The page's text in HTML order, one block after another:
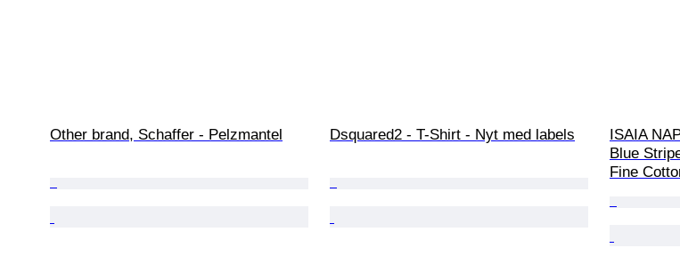
Other brand, Schaffer - Pelzmantel Dsquared2 - T-Shirt - Nyt med labels
ISAIA
Blue
Fine